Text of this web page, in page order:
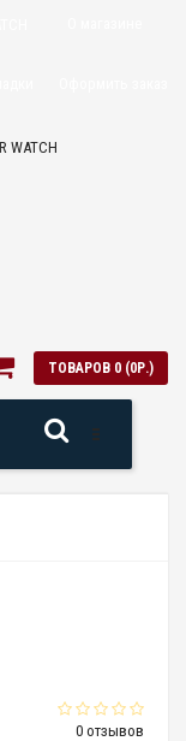
ТОВАРОВ 0 (0Р.)
0 отзывов